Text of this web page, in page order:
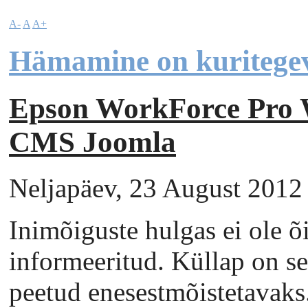
A-AA+
Hämamine on
Epson WorkForce Pro
CMS Joomla
Neljapäev, 23 August
Inimõiguste hulgas ei ole
informeeritud. Küllap on
peetud